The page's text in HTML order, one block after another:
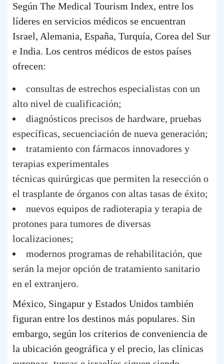
Según The Medical Tourism Index, entre los
líderes en servicios médicos se encuentran
Israel, Alemania, España, Turquía, Corea del Sur
e India. Los centros médicos de estos países
ofrecen:
consultas de estrechos especialistas con un
alto nivel de cualificación;
diagnósticos precisos de hardware, pruebas
específicas, secuenciación de nueva generación;
tratamiento con fármacos innovadores y
terapias experimentales
técnicas quirúrgicas que permiten la resección o
el trasplante de órganos con altas tasas de éxito;
nuevos equipos de radioterapia y terapia de
protones para tumores de diversas
localizaciones;
modernos programas de rehabilitación, que
serán la mejor opción de tratamiento sanitario
en el extranjero.
México, Singapur y Estados Unidos también
figuran entre los destinos más populares. Sin
embargo, según los criterios de conveniencia de
la ubicación geográfica y el precio, las clínicas